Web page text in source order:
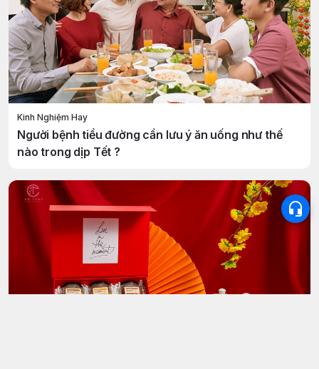
Kinh Nghiệm Hay
Người bệnh tiểu đường cần lưu ý ăn uống như thế
nào trong dịp Tết ?